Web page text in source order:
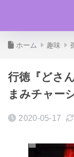
ホーム 趣味
行徳『どさ
まみチャー
2020-05-17